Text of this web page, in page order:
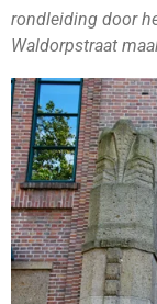
rondleiding door
Waldorpstraat